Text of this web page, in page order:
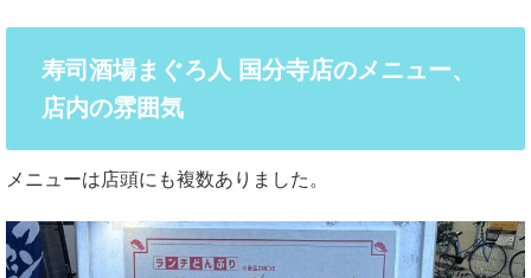
寿司酒場まぐろ人 国分寺店のメニュー、
店内の雰囲気
メニューは店頭にも複数ありました。